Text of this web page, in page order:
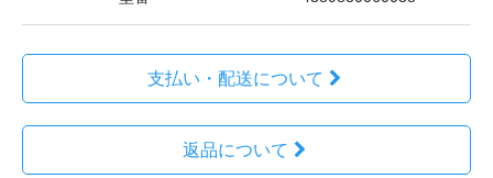
支払い・配送について
返品について